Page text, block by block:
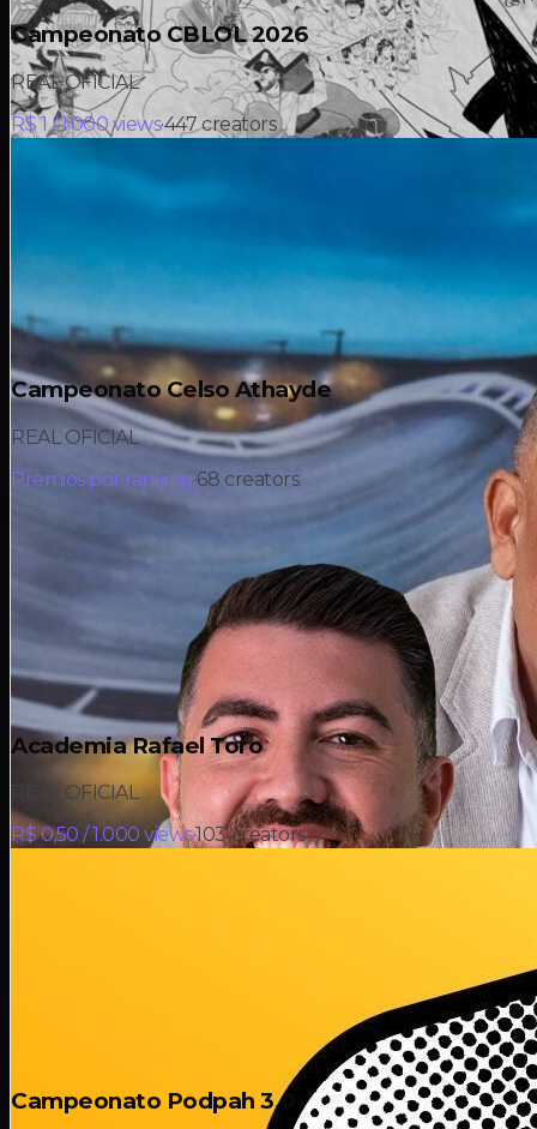
R$ 15Ken premios
Campeonato CBLOL 2026
REAL OFICIAL
R$ 1 / 1.000 views·447 creators
Campeonato Celso Athayde
REAL OFICIAL
Premios por ranking·68 creators
Academia Rafael Toro
REAL OFICIAL
R$ 0,50 / 1.000 views·103creators
Campeonato Podpah 3.0